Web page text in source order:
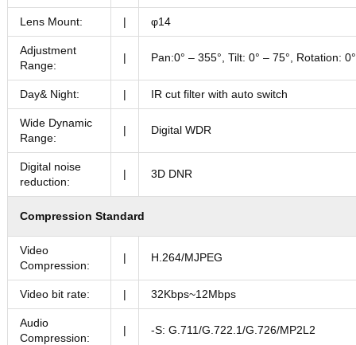
Lens Mount: | φ14
Adjustment
Range:
| Pan:0° – 355°, Tilt: 0° – 75°, Rotation:
Day& Night: | IR cut filter with auto switch
Wide Dynamic
Range:
| Digital WDR
Digital noise
reduction:
| 3D DNR
Compression Standard
Video
Compression:
| H.264/MJPEG
Video bit rate: | 32Kbps~12Mbps
Audio
Compression:
| -S: G.711/G.722.1/G.726/MP2L2